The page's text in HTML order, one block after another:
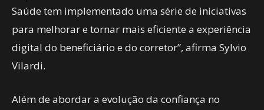
Saúde tem implementado uma série de iniciativas
para melhorar e tornar mais eficiente a experiência
digital do beneficiário e do corretor”, afirma Sylvio
Vilardi.
Além de abordar a evolução da confiança no